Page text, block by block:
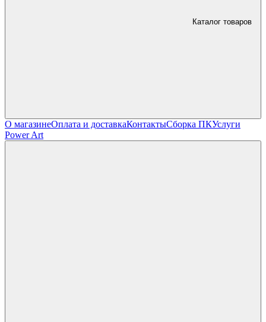
Каталог товаров
О магазинеОплата и доставкаКонтактыСборка ПКУслуги
Power Art